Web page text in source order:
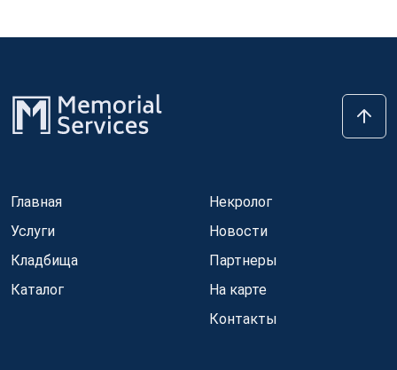
Главная
Услуги
Кладбища
Каталог
Некролог
Новости
Партнеры
На карте
Контакты